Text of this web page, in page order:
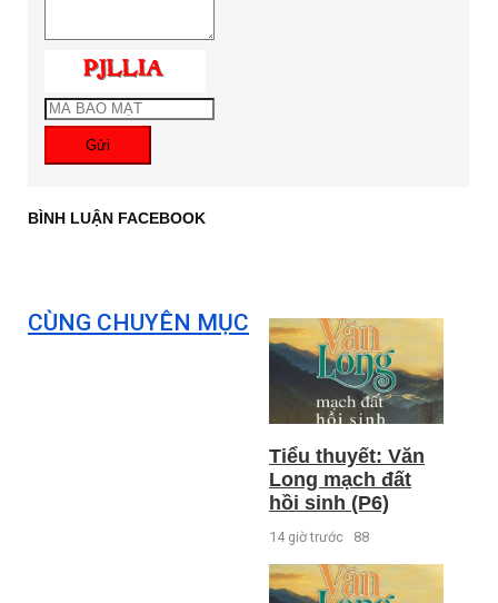
Gửi
BÌNH LUẬN FACEBOOK
CÙNG CHUYÊN MỤC
Tiểu thuyết: Văn
Long mạch đất
hồi sinh (P6)
14 giờ trước 88